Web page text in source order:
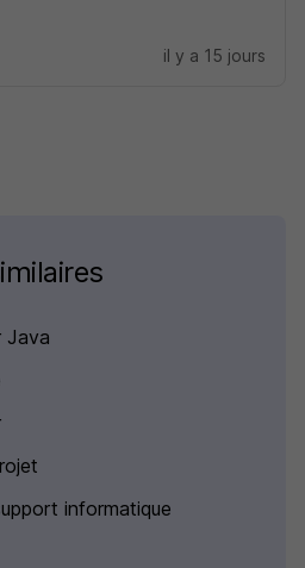
il y a 15 jours
Java
informatique